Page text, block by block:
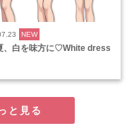
NEW
、白を味方に♡White dress
と見る